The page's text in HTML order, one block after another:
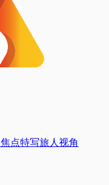
焦点特写旅人视角